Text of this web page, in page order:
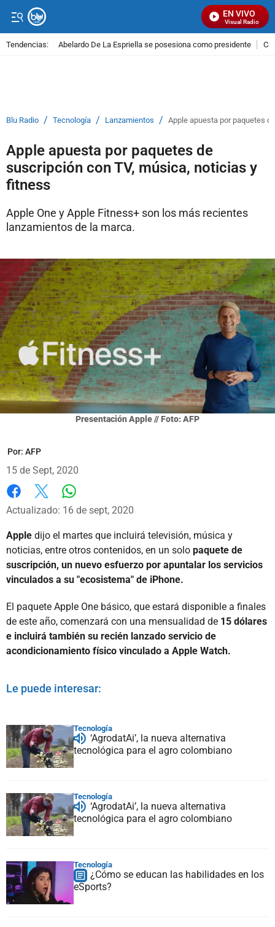
EN VIVO
Señal Visual Radio
Tendencias: Abelardo De La Espriella se posesiona como presidente
Blu Radio / Tecnología / Lanzamientos / Apple apuesta por paquetes
Apple apuesta por paquetes de
suscripción con TV, música, noticias y
fitness
Apple One y Apple Fitness+ son los más recientes
lanzamientos de la marca.
Presentación Apple // Foto: AFP
Por: AFP
15 de Sept, 2020
Facebook
X
Actualizado: 16 de sept, 2020
Apple dijo el martes que incluirá televisión, música y
noticias, entre otros contenidos, en un solo paquete de
suscripción, un nuevo esfuerzo por apuntalar los servicios
vinculados a su "ecosistema" de iPhone.
El paquete Apple One básico, que estará disponible a finales
de este año, comenzará con una mensualidad de 15 dólares
e incluirá también su recién lanzado servicio de
acondicionamiento físico vinculado a Apple Watch.
Le puede interesar:
Tecnología
‘AgrodatAi’, la nueva alternativa
tecnológica para el agro colombiano
Tecnología
‘AgrodatAi’, la nueva alternativa
tecnológica para el agro colombiano
Tecnología
¿Cómo se educan las habilidades en los
eSports?